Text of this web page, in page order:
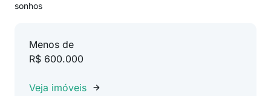
sonhos
Menos de
R$ 600.000
Veja imóveis